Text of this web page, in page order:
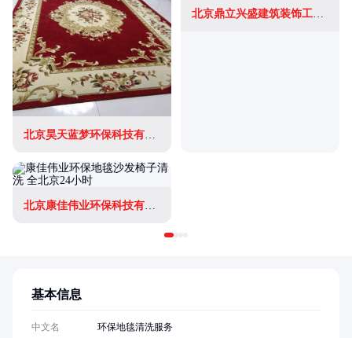
北京昊天蓝梦环保科技有限公司
北京鼎立兴盛建筑装饰工程有限公司
北京康佳伟业环保科技有限公司
基本信息
中文名
环保地毯清洗服务